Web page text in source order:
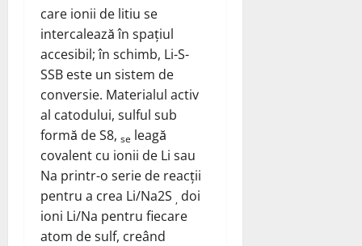
care ionii de litiu se
intercalează în spațiul
accesibil; în schimb, Li-S-
SSB este un sistem de
conversie. Materialul activ
al catodului, sulful sub
formă de S8, se leagă
covalent cu ionii de Li sau
Na printr-o serie de reacții
pentru a crea Li/Na2S , doi
ioni Li/Na pentru fiecare
atom de sulf, creând